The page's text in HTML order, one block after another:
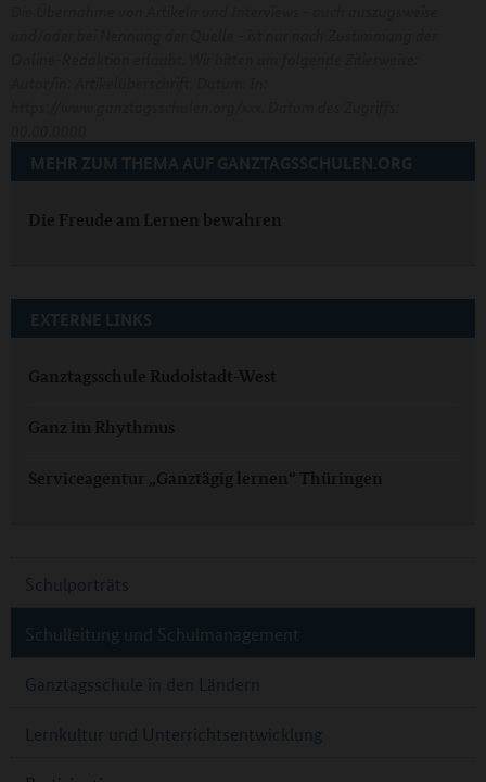
MEHR ZUM THEMA AUF GANZTAGSSCHULEN.ORG
Die Freude am Lernen bewahren
EXTERNE LINKS
Ganztagsschule Rudolstadt-West
Ganz im Rhythmus
Serviceagentur „Ganztägig lernen“ Thüringen
Schulporträts
Schulleitung und Schulmanagement
Ganztagsschule in den Ländern
Lernkultur und Unterrichtsentwicklung